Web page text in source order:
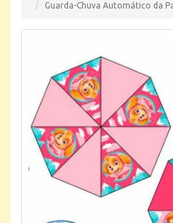
Guarda-Chuva Automático da